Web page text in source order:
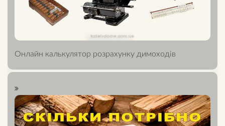
Онлайн калькулятор розрахунку димоходів